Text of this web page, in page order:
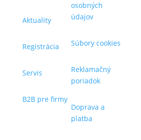
Aktuality
Registrácia
Servis
B2B pre firmy
osobných
údajov
Súbory cookies
Reklamačný
poriadok
Doprava a
platba